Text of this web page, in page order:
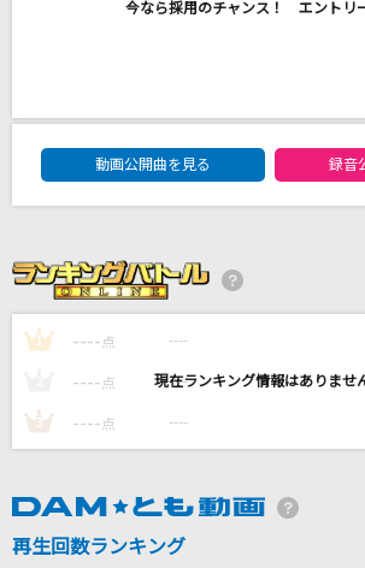
花束のかわりにメロディーを
DREAMS COME TRUE
[良音]桜色舞うころ
[生音]都落ち
ヨルシカ
今なら採用のチャンス！ エントリ
DAM★ともボーカルエントリーラ
動画公開曲を見る
録音
1 ---- 点 ----
---- 点 ----
3 ---- 点 ----
再生回数ランキング